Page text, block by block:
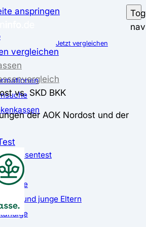
anspringen
vergleichen
und junge Eltern
Jetzt vergleichen
vs. SKD BKK
der AOK Nordost und der